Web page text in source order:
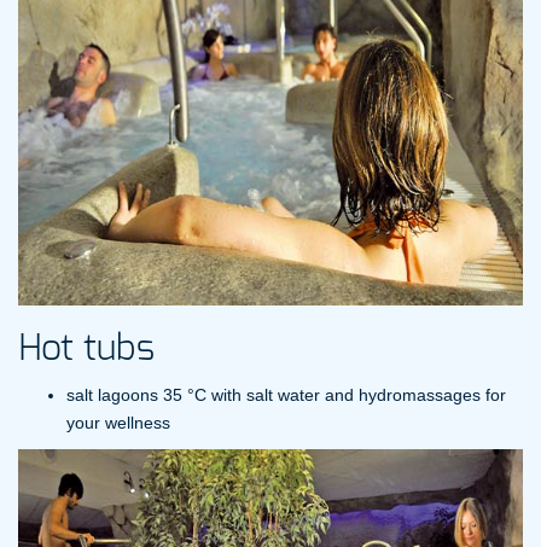
Hot tubs
salt lagoons 35 °C with salt water and hydromassages for
your wellness